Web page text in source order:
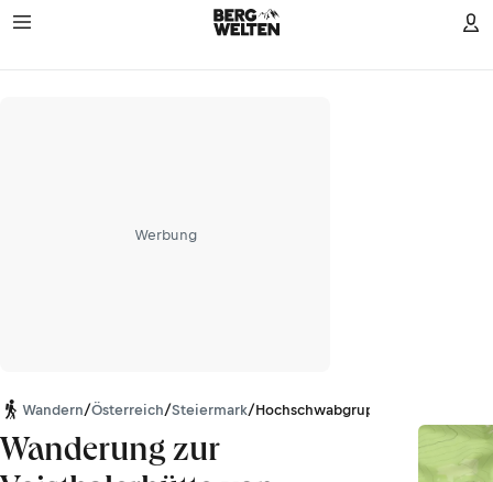
Werbung
Wandern/Österreich/Steiermark/Hochschwabgruppe
Wanderung zur